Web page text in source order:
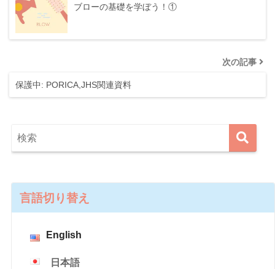
ブローの基礎を学ぼう！①
次の記事
保護中: PORICA,JHS関連資料
言語切り替え
English
日本語